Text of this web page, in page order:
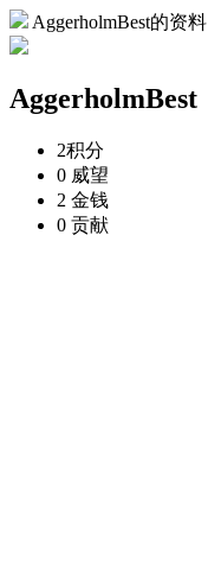
AggerholmBest的资料
AggerholmBest
2积分
0 威望
2 金钱
0 贡献